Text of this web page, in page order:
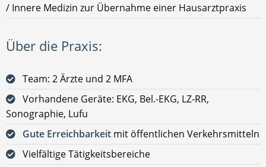
/ Innere Medizin zur Übernahme einer Hausarztpraxis
Über die Praxis:
Team: 2 Ärzte und 2 MFA
Vorhandene Geräte: EKG, Bel.-EKG, LZ-RR,
Sonographie, Lufu
Gute Erreichbarkeit mit öffentlichen Verkehrsmitteln
Vielfältige Tätigkeitsbereiche